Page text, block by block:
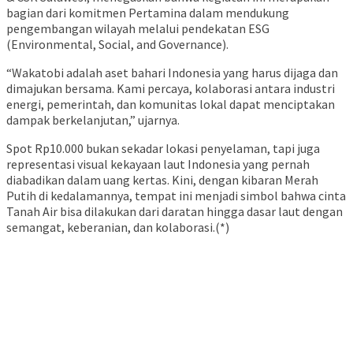
bagian dari komitmen Pertamina dalam mendukung
pengembangan wilayah melalui pendekatan ESG
(Environmental, Social, and Governance).
“Wakatobi adalah aset bahari Indonesia yang harus dijaga dan
dimajukan bersama. Kami percaya, kolaborasi antara industri
energi, pemerintah, dan komunitas lokal dapat menciptakan
dampak berkelanjutan,” ujarnya.
Spot Rp10.000 bukan sekadar lokasi penyelaman, tapi juga
representasi visual kekayaan laut Indonesia yang pernah
diabadikan dalam uang kertas. Kini, dengan kibaran Merah
Putih di kedalamannya, tempat ini menjadi simbol bahwa cinta
Tanah Air bisa dilakukan dari daratan hingga dasar laut dengan
semangat, keberanian, dan kolaborasi.(*)